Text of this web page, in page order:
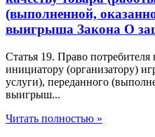
(выполненной,
выигрыша Закона О
Статья 19. Право
инициатору (организатору)
услуги), переданного
выигрыш...
Читать полностью »